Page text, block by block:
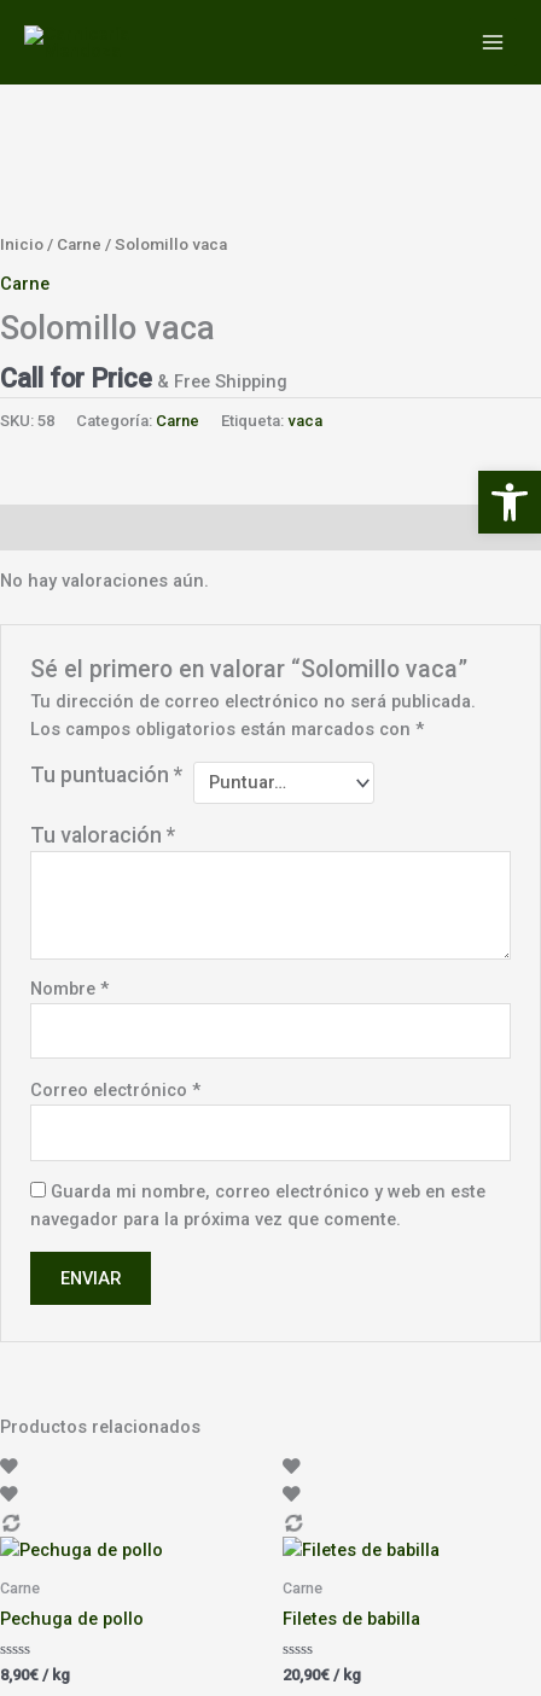
Inicio / Carne / Solomillo vaca
Carne
Solomillo vaca
Call for Price & Free Shipping
SKU: 58 Categoría: Carne Etiqueta: vaca
No hay valoraciones aún.
Sé el primero en valorar “Solomillo vaca”
Tu dirección de correo electrónico no será publicada.
Los campos obligatorios están marcados con*
Tu puntuación*
Tu valoración*
Nombre*
Correo electrónico*
Guarda mi nombre, correo electrónico y web en este
navegador para la próxima vez que comente.
Productos relacionados
Carne
Pechuga de pollo
Valorado
con
8,90€ / kg
Carne
Filetes de babilla
Valorado
con
20,90€ / kg
Abrir